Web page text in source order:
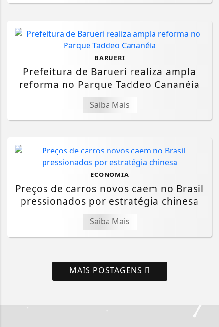
BARUERI
Prefeitura de Barueri realiza ampla
reforma no Parque Taddeo Cananéia
Saiba Mais
ECONOMIA
Preços de carros novos caem no Brasil
pressionados por estratégia chinesa
Saiba Mais
MAIS POSTAGENS